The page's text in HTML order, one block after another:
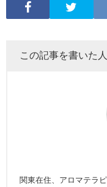
この記事を書いた人
関東在住、アロマテラ